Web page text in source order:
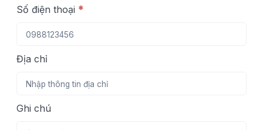
Số điện thoại *
Địa chỉ
Ghi chú